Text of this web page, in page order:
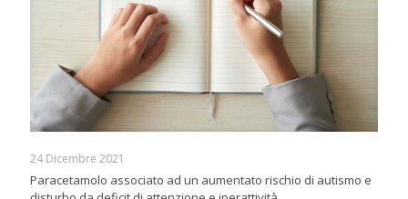
24 Dicembre 2021
Paracetamolo associato ad un aumentato rischio di autismo e